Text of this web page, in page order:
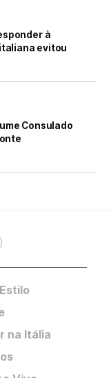
à
evitou
Consulado
na Itália